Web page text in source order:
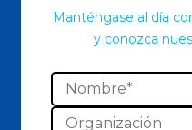
Manténgase al día
y conozca